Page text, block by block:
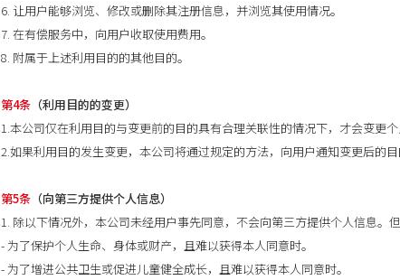
6. 让用户能够浏览、修改或删除其注册信息，并浏览其使用情况。
7. 在有偿服务中，向用户收取使用费用。
8. 附属于上述利用目的的其他目的。
第4条 （利用目的的变更）
1.本公司仅在利用目的与变更前的目的具有合理关联性的情况下，才会变更个
2.如果利用目的发生变更，本公司将通过规定的方法，向用户通知变更后的目
第5条 （向第三方提供个人信息）
1. 除以下情况外，本公司未经用户事先同意，不会向第三方提供个人信息。
- 为了保护个人生命、身体或财产，且难以获得本人同意时。
- 为了增进公共卫生或促进儿童健全成长，且难以获得本人同意时。